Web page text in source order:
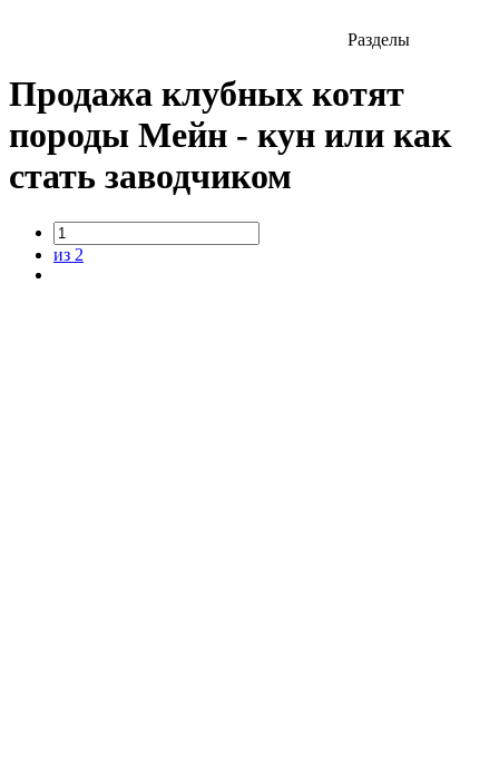
Разделы
Продажа клубных котят
породы Мейн - кун или как
стать заводчиком
из 2